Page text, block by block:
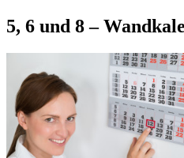
5, 6 und 8 –